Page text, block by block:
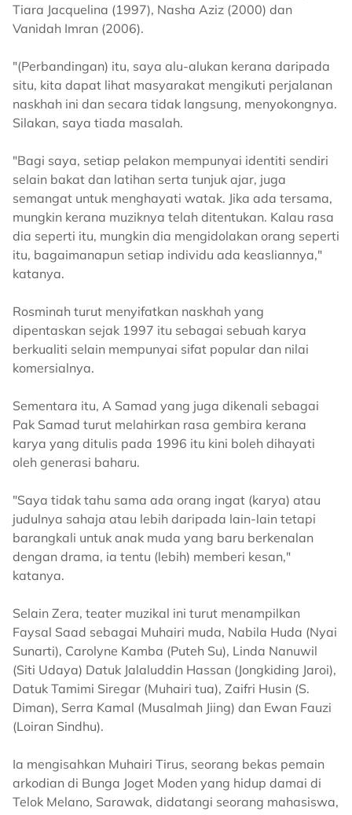
Tiara Jacquelina (1997), Nasha Aziz (2000) dan
Vanidah Imran (2006).
"(Perbandingan) itu, saya alu-alukan kerana daripada
situ, kita dapat lihat masyarakat mengikuti perjalanan
naskhah ini dan secara tidak langsung, menyokongnya.
Silakan, saya tiada masalah.
"Bagi saya, setiap pelakon mempunyai identiti sendiri
selain bakat dan latihan serta tunjuk ajar, juga
semangat untuk menghayati watak. Jika ada tersama,
mungkin kerana muziknya telah ditentukan. Kalau rasa
dia seperti itu, mungkin dia mengidolakan orang seperti
itu, bagaimanapun setiap individu ada keasliannya,"
katanya.
Rosminah turut menyifatkan naskhah yang
dipentaskan sejak 1997 itu sebagai sebuah karya
berkualiti selain mempunyai sifat popular dan nilai
komersialnya.
Sementara itu, A Samad yang juga dikenali sebagai
Pak Samad turut melahirkan rasa gembira kerana
karya yang ditulis pada 1996 itu kini boleh dihayati
oleh generasi baharu.
"Saya tidak tahu sama ada orang ingat (karya) atau
judulnya sahaja atau lebih daripada lain-lain tetapi
barangkali untuk anak muda yang baru berkenalan
dengan drama, ia tentu (lebih) memberi kesan,"
katanya.
Selain Zera, teater muzikal ini turut menampilkan
Faysal Saad sebagai Muhairi muda, Nabila Huda (Nyai
Sunarti), Carolyne Kamba (Puteh Su), Linda Nanuwil
(Siti Udaya) Datuk Jalaluddin Hassan (Jongkiding Jaroi),
Datuk Tamimi Siregar (Muhairi tua), Zaifri Husin (S.
Diman), Serra Kamal (Musalmah Jiing) dan Ewan Fauzi
(Loiran Sindhu).
Ia mengisahkan Muhairi Tirus, seorang bekas pemain
arkodian di Bunga Joget Moden yang hidup damai di
Telok Melano, Sarawak, didatangi seorang mahasiswa,